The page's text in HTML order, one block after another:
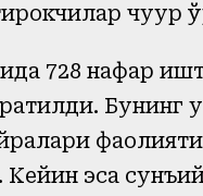
чуқур
728 нафар
Бунинг
эса